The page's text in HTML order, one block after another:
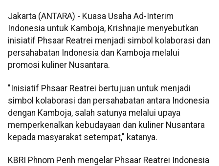
Jakarta (ANTARA) - Kuasa Usaha Ad-Interim
Indonesia untuk Kamboja, Krishnajie menyebutkan
inisiatif Phsaar Reatrei menjadi simbol kolaborasi dan
persahabatan Indonesia dan Kamboja melalui
promosi kuliner Nusantara.
"Inisiatif Phsaar Reatrei bertujuan untuk menjadi
simbol kolaborasi dan persahabatan antara Indonesia
dengan Kamboja, salah satunya melalui upaya
memperkenalkan kebudayaan dan kuliner Nusantara
kepada masyarakat setempat," katanya.
KBRI Phnom Penh mengelar Phsaar Reatrei Indonesia